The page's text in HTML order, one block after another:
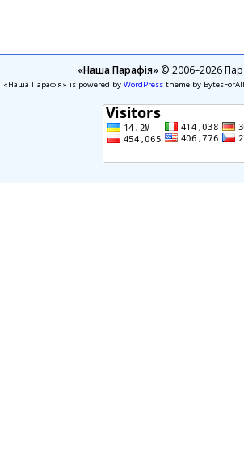
«Наша Парафія»© 2006–2026
«Наша Парафія» is powered by WordPresstheme by